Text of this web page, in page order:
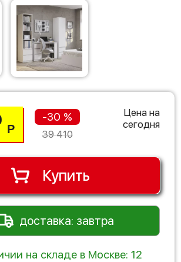
Р
-30 %
39 410
Цена на
сегодня
Купить
доставка: завтра
на складе в Москве: 12